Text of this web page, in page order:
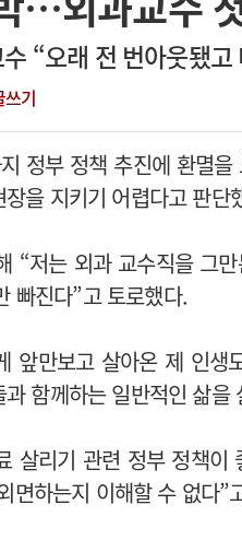
적고지 광고안내
채용“오래 전 번아웃됐
쓰기
정부 정책 추진에 환멸
을 지키기 어렵다고 판단
“저는 외과 교수직을 그
빠진다”고 토로했다.
앞만보고 살아온 제 인생
함께하는 일반적인 삶을
살리기 관련 정부 정책이
면하는지 이해할 수 없다”